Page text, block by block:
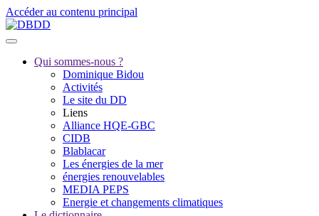
Accéder au contenu principal
Qui sommes-nous ?
Dominique Bidou
Activités
Le site du DD
Liens
Alliance HQE-GBC
CIDB
Blablacar
Les énergies de la mer
énergies renouvelables
MEDIA PEPS
Energie et changements climatiques